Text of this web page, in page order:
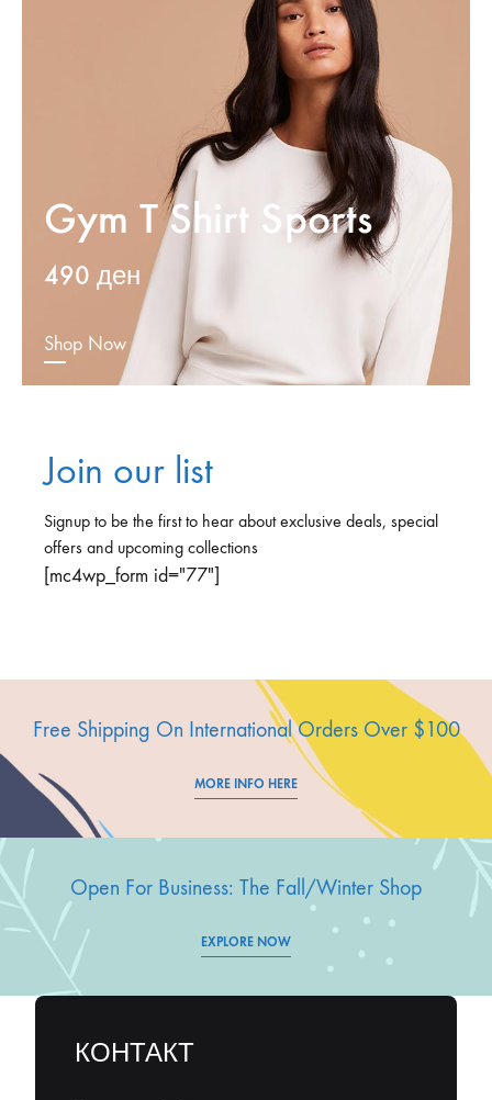
Gym T Shirt Sports
490 ден
Shop Now
Join our list
Signup to be the first to hear about exclusive deals, special
offers and upcoming collections
[mc4wp_form id="77"]
Free Shipping On International Orders Over $100
MORE INFO HERE
Open For Business: The Fall/Winter Shop
EXPLORE NOW
КОНТАКТ